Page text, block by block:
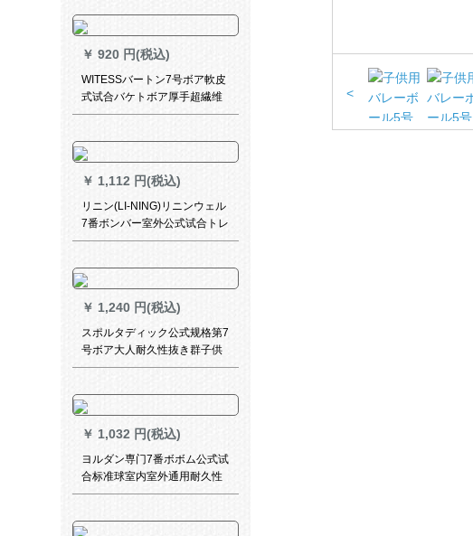
￥ 920 円(税込)
WITESSバートン7号ボア軟皮
式试合バケトボア厚手超繊维
番毛红
￥ 1,112 円(税込)
リニン(LI-NING)リニンウェル
7番ボンバー室外公式试合トレ
センの耐久性抜群WADEあな
￥ 1,240 円(税込)
スポルタディック公式规格第7
号ボア大人耐久性抜き群子供
バレ5号ボア屋内外兼用ボケト
ックス】
￥ 1,032 円(税込)
ヨルダン専门7番ボボム公式试
合标准球室内室外通用耐久性
抜群滑り止めPU大人小中学生
701+プレゼート
<